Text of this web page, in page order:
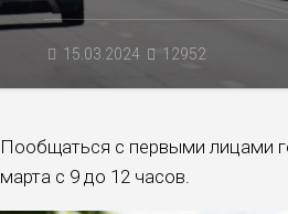
15.03.2024 12952
Пообщаться с первыми лицами
марта с 9 до 12 часов.